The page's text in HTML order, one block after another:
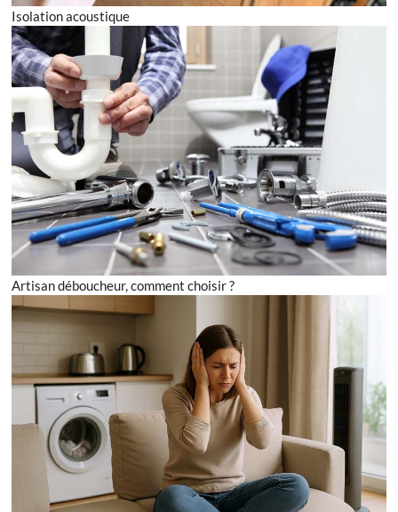
Isolation acoustique
Artisan déboucheur, comment choisir ?